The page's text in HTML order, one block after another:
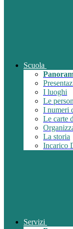
Scuola
I luoghi
Le
I numeri
Le carte
La storia
Incarico
Servizi